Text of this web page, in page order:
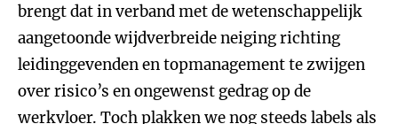
brengt dat in verband met de wetenschappelijk
aangetoonde wijdverbreide neiging richting
leidinggevenden en topmanagement te zwijgen
over risico’s en ongewenst gedrag op de
werkvloer. Toch plakken we nog steeds labels als